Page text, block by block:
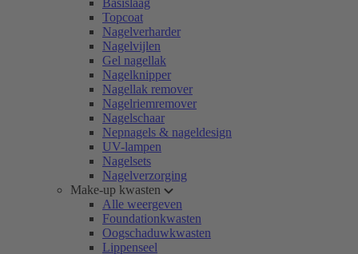
Basislaag
Topcoat
Nagelverharder
Nagelvijlen
Gel nagellak
Nagelknipper
Nagellak remover
Nagelriemremover
Nagelschaar
Nepnagels & nageldesign
UV-lampen
Nagelsets
Nagelverzorging
Make-up kwasten
Alle weergeven
Foundationkwasten
Oogschaduwkwasten
Lippenseel